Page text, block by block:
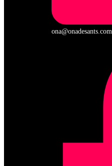
ona@onadesants.com